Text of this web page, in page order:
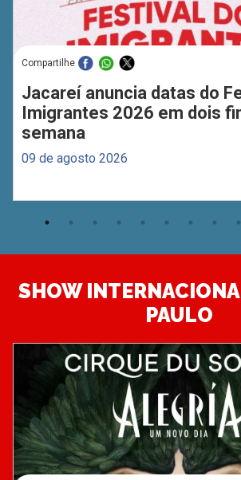
Compartilhe
Jacareí anuncia datas do
Imigrantes 2026 em dois
semana
09 de agosto 2026
SHOW
PAULO